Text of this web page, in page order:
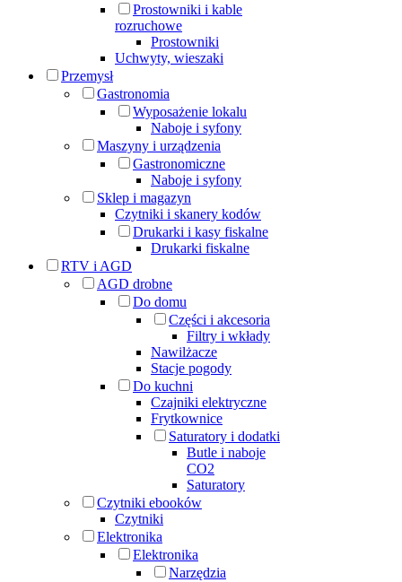
Prostowniki i kable
rozruchowe
Prostowniki
Uchwyty, wieszaki
Przemysł
Gastronomia
Wyposażenie lokalu
Naboje i syfony
Maszyny i urządzenia
Gastronomiczne
Naboje i syfony
Sklep i magazyn
Czytniki i skanery kodów
Drukarki i kasy fiskalne
Drukarki fiskalne
RTV i AGD
AGD drobne
Do domu
Części i akcesoria
Filtry i wkłady
Nawilżacze
Stacje pogody
Do kuchni
Czajniki elektryczne
Frytkownice
Saturatory i dodatki
Butle i naboje
CO2
Saturatory
Czytniki ebooków
Czytniki
Elektronika
Elektronika
Narzędzia